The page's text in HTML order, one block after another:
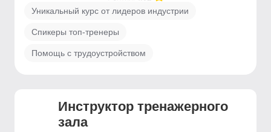
Уникальный курс от лидеров индустрии
Спикеры топ-тренеры
Помощь с трудоустройством
Инструктор тренажерного
зала